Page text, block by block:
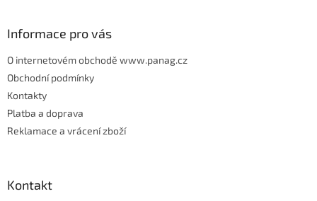
Informace pro vás
O internetovém obchodě www.panag.cz
Obchodní podmínky
Kontakty
Platba a doprava
Reklamace a vrácení zboží
Kontakt